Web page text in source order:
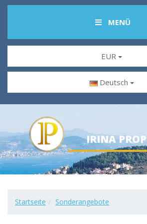
MENÜ
EUR
Deutsch
IRINA
Startseite Sonderangebote